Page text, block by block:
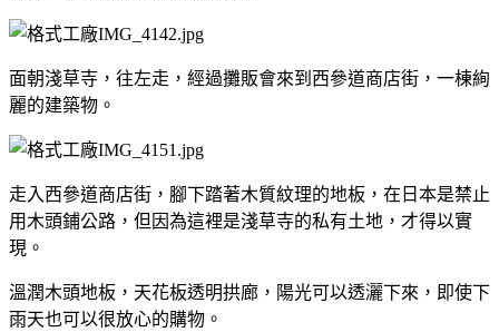
面朝淺草寺，往左走，經過攤販會來到西參道商店街，一棟絢
麗的建築物。
走入西參道商店街，腳下踏著木質紋理的地板，在日本是禁止
用木頭鋪公路，但因為這裡是淺草寺的私有土地，才得以實
現。
溫潤木頭地板，天花板透明拱廊，陽光可以透灑下來，即使下
雨天也可以很放心的購物。